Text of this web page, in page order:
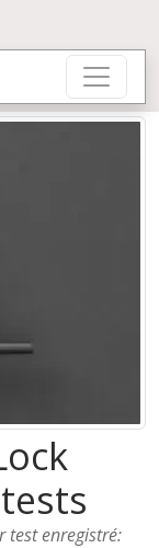
test enregistré: